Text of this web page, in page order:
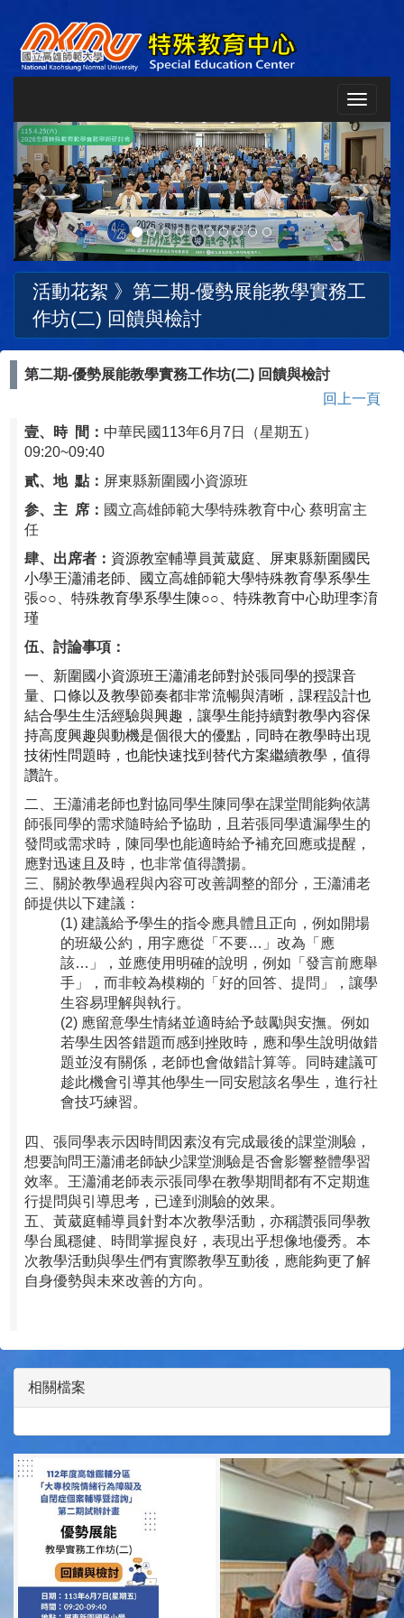
Toggle
Previous Next
活動花絮 》 第二期-優勢展能教學實務工
作坊(二) 回饋與檢討
第二期-優勢展能教學實務工作坊(二) 回饋與檢討
回上一頁
壹、時 間： 中華民國113年6月7日（星期五）
09:20~09:40
貳、地 點： 屏東縣新圍國小資源班
参、主 席： 國立高雄師範大學特殊教育中心 蔡明富主
任
肆、出席者： 資源教室輔導員黃葳庭、屏東縣新圍國民
小學王瀟浦老師、國立高雄師範大學特殊教育學系學生
張○○、特殊教育學系學生陳○○、特殊教育中心助理李淯
瑾
伍、討論事項：
一、新圍國小資源班王瀟浦老師對於張同學的授課音
量、口條以及教學節奏都非常流暢與清晰，課程設計也
結合學生生活經驗與興趣，讓學生能持續對教學內容保
持高度興趣與動機是個很大的優點，同時在教學時出現
技術性問題時，也能快速找到替代方案繼續教學，值得
讚許。
二、王瀟浦老師也對協同學生陳同學在課堂間能夠依講
師張同學的需求隨時給予協助，且若張同學遺漏學生的
發問或需求時，陳同學也能適時給予補充回應或提醒，
應對迅速且及時，也非常值得讚揚。
三、關於教學過程與內容可改善調整的部分，王瀟浦老
師提供以下建議：
(1) 建議給予學生的指令應具體且正向，例如開場
的班級公約，用字應從「不要…」改為「應
該…」，並應使用明確的說明，例如「發言前應舉
手」，而非較為模糊的「好的回答、提問」，讓學
生容易理解與執行。
(2) 應留意學生情緒並適時給予鼓勵與安撫。例如
若學生因答錯題而感到挫敗時，應和學生說明做錯
題並沒有關係，老師也會做錯計算等。同時建議可
趁此機會引導其他學生一同安慰該名學生，進行社
會技巧練習。
四、 張同學表示因時間因素沒有完成最後的課堂測驗，
想要詢問王瀟浦老師缺少課堂測驗是否會影響整體學習
效率。王瀟浦老師表示張同學在教學期間都有不定期進
行提問與引導思考，已達到測驗的效果。
五
黃葳庭輔導員針對本次教學活動，亦稱讚張同學教
學台風穩健、時間掌握良好，表現出乎想像地優秀。本
次教學活動與學生們有實際教學互動後，應能夠更了解
自身優勢與未來改善的方向。
相關檔案